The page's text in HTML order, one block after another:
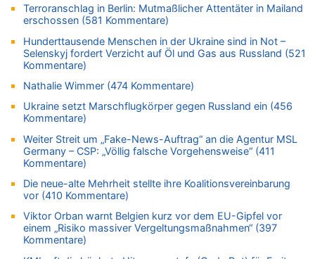
06.08.2026 - 13:59 von Chips zu
Wasserstand des Rheins in NRW so niedrig wie noch nie
06.08.2026 - 13:53 von Frage an den Hondsjong zu
Zweite Hitzewelle in diesem Sommer ist jetzt amtlich
06.08.2026 - 13:34 von Zeitzeuge zu
Wasserstand des Rheins in NRW so niedrig wie noch nie
06.08.2026 - 13:27 von Hubert F. zu
Wasserstand des Rheins in NRW so niedrig wie noch nie
06.08.2026 - 13:20 von Speck für die Mâuse zu
FIFA-Spitze demonstriert Einigkeit trotz Kritik und neuer
Vorwürfe gegen Präsident Gianni Infantino
06.08.2026 - 12:41 von Hugo Egon Bernhard von Sinnen zu
Frau hörte Stimmen aus Haus des verstorbenen Nachbarn
06.08.2026 - 12:36 von Gärlinde zu
Aachen ab 11. August wieder Mekka des Pferdesports –
Belgien setzt bei Reit-WM auf starke Springreiter
Terroranschlag in Berlin: Mutmaßlicher Attentäter in Mailand
erschossen (581 Kommentare)
Hunderttausende Menschen in der Ukraine sind in Not –
Selenskyj fordert Verzicht auf Öl und Gas aus Russland (521
Kommentare)
Nathalie Wimmer (474 Kommentare)
Ukraine setzt Marschflugkörper gegen Russland ein (456
Kommentare)
Weiter Streit um „Fake-News-Auftrag“ an die Agentur MSL
Germany – CSP: „Völlig falsche Vorgehensweise“ (411
Kommentare)
Die neue-alte Mehrheit stellte ihre Koalitionsvereinbarung
vor (410 Kommentare)
Viktor Orban warnt Belgien kurz vor dem EU-Gipfel vor
einem „Risiko massiver Vergeltungsmaßnahmen“ (397
Kommentare)